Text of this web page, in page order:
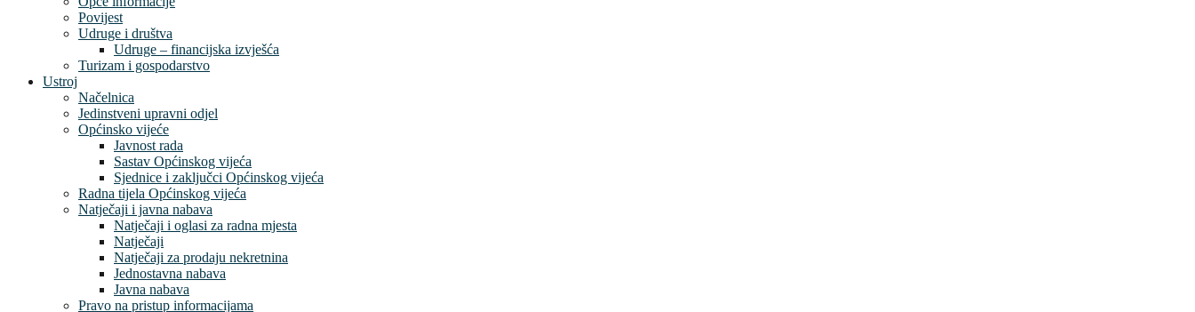
Povijest
Udruge i društva
Udruge – financijska izvješća
Turizam i gospodarstvo
Ustroj
Načelnica
Jedinstveni upravni odjel
Općinsko vijeće
Javnost rada
Sastav Općinskog vijeća
Sjednice i zaključci Općinskog vijeća
Radna tijela Općinskog vijeća
Natječaji i javna nabava
Natječaji i oglasi za radna mjesta
Natječaji
Natječaji za prodaju nekretnina
Jednostavna nabava
Javna nabava
Pravo na pristup informacijama